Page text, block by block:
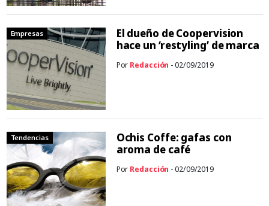
Empresas
El dueño de Coopervision
hace un ‘restyling’ de marca
Por Redacción - 02/09/2019
Tendencias
Ochis Coffe: gafas con
aroma de café
Por Redacción - 02/09/2019